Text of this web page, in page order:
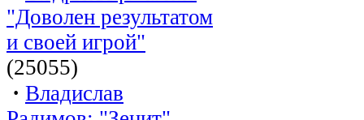
"Доволен результатом
и своей игрой"
(25055)
· Владислав